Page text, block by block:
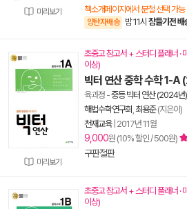
미리보기
책소개페이지에서 분철 선택 가능
양탄자배송 밤 11시 잠들기전 배
미리보기
초중고 참고서 + 스터디 플래너 ·
이상)
빅터 연산 중학 수학 1-
육과정 -중등 빅터 연산 (2024년)
해법수학연구회 최용준(지은이)
천재교육| 2017년 11월
9,000원 (10% 할인 / 500원)
구판절판
초중고 참고서 + 스터디 플래너 ·
이상)